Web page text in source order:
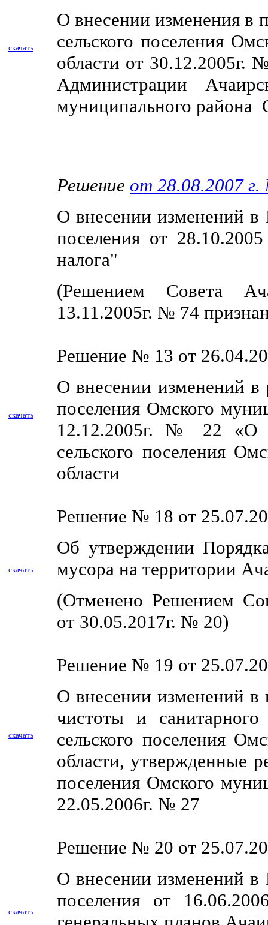
скачать
О внесении изменения в
сельского поселения
области от 30.12.2005г.
Администрации
муниципального района
Решение от 28.08.2007
О внесении изменений в
поселения от
налога"
(Решением Совета
13.11.2005г. № 74
скачать
Решение № 13 от
О внесении изменений в
поселения Омского
12.12.2005г. № 22 «О
сельского поселения
области
скачать
Решение № 18 от
Об утверждении
мусора на территории
(Отменено Решением
от 30.05.2017г. № 20)
скачать
Решение № 19 от
О внесении изменений в
чистоты и
сельского поселения
области, утвержденные
поселения Омского
22.05.2006г. № 27
скачать
Решение № 20 от
О внесении изменений в
поселения от